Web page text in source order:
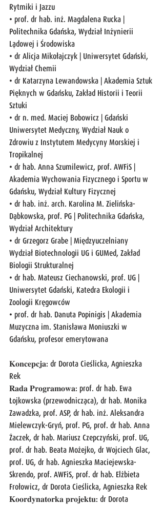
Rytmiki i Jazzu
• prof. dr hab. inż. Magdalena Rucka |
Politechnika Gdańska, Wydział Inżynierii
Lądowej i Środowiska
• dr Alicja Mikołajczyk | Uniwersytet Gdański,
Wydział Chemii
• dr Katarzyna Lewandowska | Akademia Sztuk
Pięknych w Gdańsku, Zakład Historii i Teorii
Sztuki
• dr n. med. Maciej Bobowicz | Gdański
Uniwersytet Medyczny, Wydział Nauk o
Zdrowiu z Instytutem Medycyny Morskiej i
Tropikalnej
• dr hab. Anna Szumilewicz, prof. AWFiS |
Akademia Wychowania Fizycznego i Sportu w
Gdańsku, Wydział Kultury Fizycznej
• dr hab. inż. arch. Karolina M. Zielińska-
Dąbkowska, prof. PG | Politechnika Gdańska,
Wydział Architektury
• dr Grzegorz Grabe | Międzyuczelniany
Wydział Biotechnologii UG i GUMed, Zakład
Biologii Strukturalnej
• dr hab. Mateusz Ciechanowski, prof. UG |
Uniwersytet Gdański, Katedra Ekologii i
Zoologii Kręgowców
• prof. dr hab. Danuta Popinigis | Akademia
Muzyczna im. Stanisława Moniuszki w
Gdańsku, profesor emerytowana
𝐊𝐨𝐧𝐜𝐞𝐩𝐜𝐣𝐚: dr Dorota Cieślicka, Agnieszka
Rek
𝐑𝐚𝐝𝐚 𝐏𝐫𝐨𝐠𝐫𝐚𝐦𝐨𝐰𝐚: prof. dr hab. Ewa
Łojkowska (przewodnicząca), dr hab. Monika
Zawadzka, prof. ASP, dr hab. inż. Aleksandra
Mielewczyk-Gryń, prof. PG, prof. dr hab. Anna
Żaczek, dr hab. Mariusz Czepczyński, prof. UG,
prof. dr hab. Beata Możejko, dr Wojciech Glac,
prof. UG, dr hab. Agnieszka Maciejewska-
Skrendo, prof. AWFiS, prof. dr hab. Elżbieta
Frołowicz, dr Dorota Cieślicka, Agnieszka Rek
𝐊𝐨𝐨𝐫𝐝𝐲𝐧𝐚𝐭𝐨𝐫𝐤𝐚 𝐩𝐫𝐨𝐣𝐞𝐤𝐭𝐮: dr Dorota